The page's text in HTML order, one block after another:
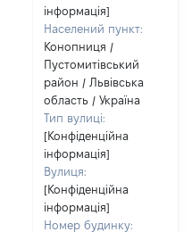
інформація]
Населений пункт:
Конопниця /
Пустомитівський
район / Львівська
область / Україна
Тип вулиці:
[Конфіденційна
інформація]
Вулиця:
[Конфіденційна
інформація]
Номер будинку: